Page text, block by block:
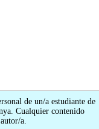
de un/a estudiante de
Cualquier contenido
a.